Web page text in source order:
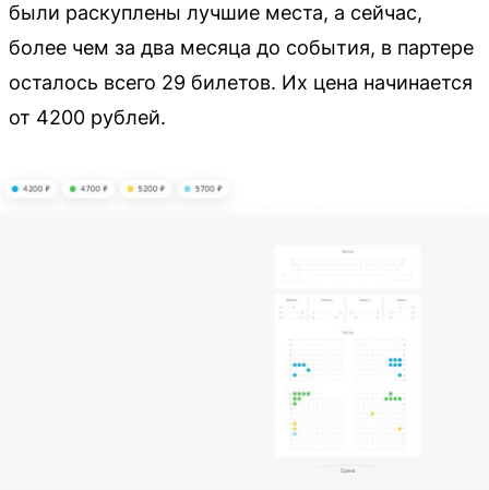
были раскуплены лучшие места, а сейчас,
более чем за два месяца до события, в партере
осталось всего 29 билетов. Их цена начинается
от 4200 рублей.